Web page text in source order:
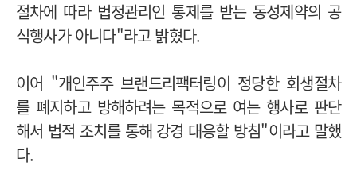
절차에 따라 법정관리인 통제를 받는 동성제약의 공
식행사가 아니다"라고 밝혔다.
이어 "개인주주 브랜드리팩터링이 정당한 회생절차
를 폐지하고 방해하려는 목적으로 여는 행사로 판단
해서 법적 조치를 통해 강경 대응할 방침"이라고 말했
다.